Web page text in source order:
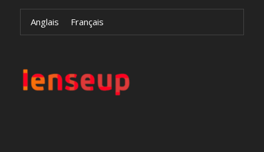
Anglais Français